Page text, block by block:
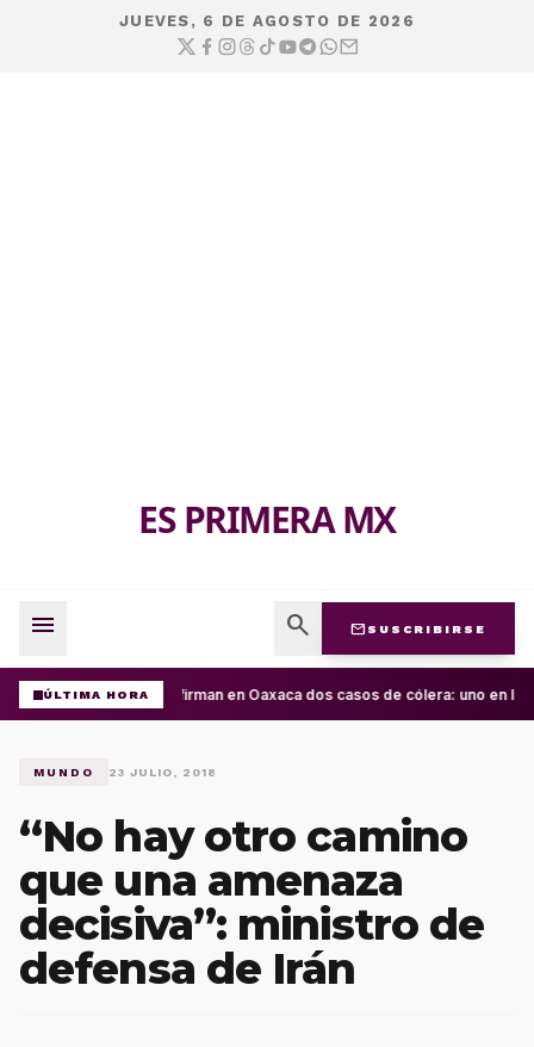
JUEVES, 6 DE AGOSTO DE 2026
ES PRIMERA MX
menu search mail SUSCRIBIRSE
ÚLTIMA HORAConfirman en Oaxaca dos casos de cólera: uno en la
MUNDO 23 JULIO, 2018
“No hay otro camino
que una amenaza
decisiva”: ministro de
defensa de Irán